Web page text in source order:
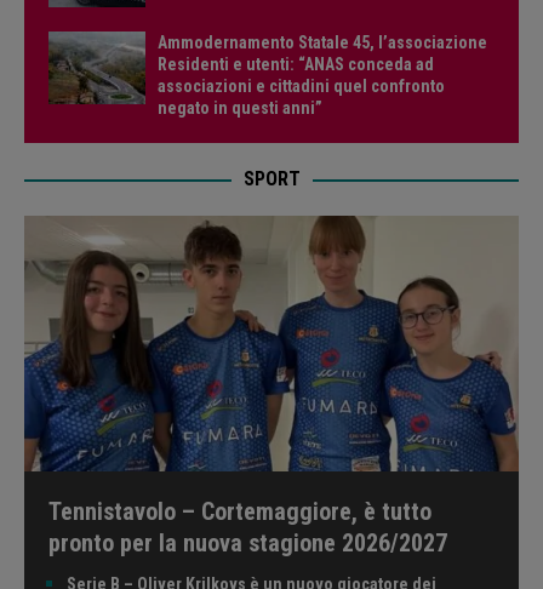
Ammodernamento Statale 45, l’associazione
Residenti e utenti: “ANAS conceda ad
associazioni e cittadini quel confronto
negato in questi anni”
SPORT
Tennistavolo – Cortemaggiore, è tutto
pronto per la nuova stagione 2026/2027
Serie B – Oliver Krilkovs è un nuovo giocatore dei